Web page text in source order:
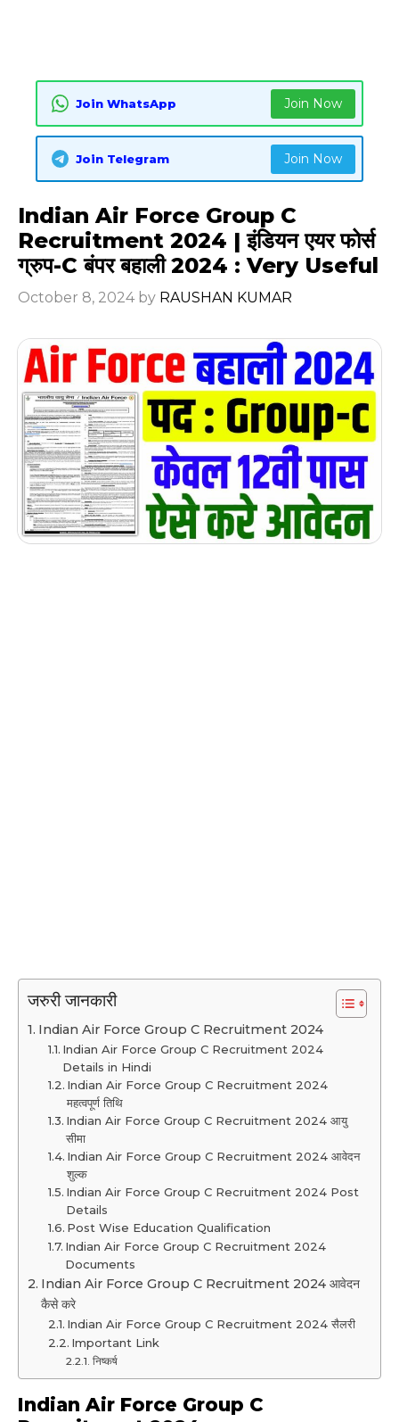
Join WhatsApp Join Now
Join Telegram Join Now
Indian Air Force Group C
Recruitment 2024 | इंडियन एयर फोर्स
ग्रुप-C बंपर बहाली 2024 : Very Useful
October 8, 2024 by RAUSHAN KUMAR
जरुरी जानकारी
Indian Air Force Group C Recruitment 2024
Indian Air Force Group C Recruitment 2024
Details in Hindi
Indian Air Force Group C Recruitment 2024
महत्वपूर्ण तिथि
Indian Air Force Group C Recruitment 2024 आयु
सीमा
Indian Air Force Group C Recruitment 2024 आवेदन
शुल्क
Indian Air Force Group C Recruitment 2024 Post
Details
Post Wise Education Qualification
Indian Air Force Group C Recruitment 2024
Documents
Indian Air Force Group C Recruitment 2024 आवेदन
कैसे करे
Indian Air Force Group C Recruitment 2024 सैलरी
Important Link
निष्कर्ष
Indian Air Force Group C